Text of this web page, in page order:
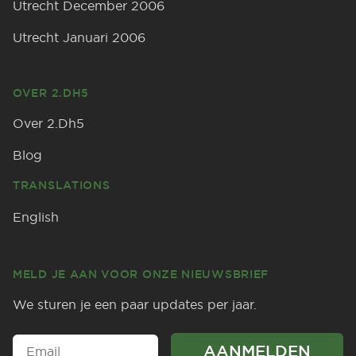
Utrecht December 2006
Utrecht Januari 2006
OVER 2.DH5
Over 2.Dh5
Blog
TRANSLATIONS
English
MELD JE AAN VOOR ONZE NIEUWSBRIEF
We sturen je een paar updates per jaar.